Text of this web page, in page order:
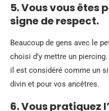
5. Vous vous êtes
signe de respect.
Beaucoup de gens avec le
choisi d’y mettre un
il est considéré comme un
divin et pour vos ancêtres.
6. Vous pratiquez